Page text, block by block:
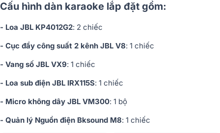
Cấu hình dàn karaoke lắp đặt gồm:
- Loa JBL KP4012G2: 2 chiếc
- Cục đẩy công suất 2 kênh JBL V8: 1 chiếc
- Vang số JBL VX9: 1 chiếc
- Loa sub điện JBL IRX115S: 1 chiếc
- Micro không dây JBL VM300: 1 bộ
- Quản lý Nguồn điện Bksound M8: 1 chiếc